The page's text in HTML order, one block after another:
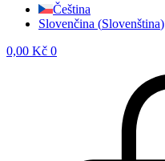
Čeština
Slovenčina (Slovenština)
0,00 Kč 0